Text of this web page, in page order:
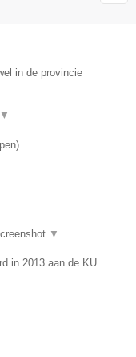
in de provincie
▼
)
▼
in 2013 aan de KU